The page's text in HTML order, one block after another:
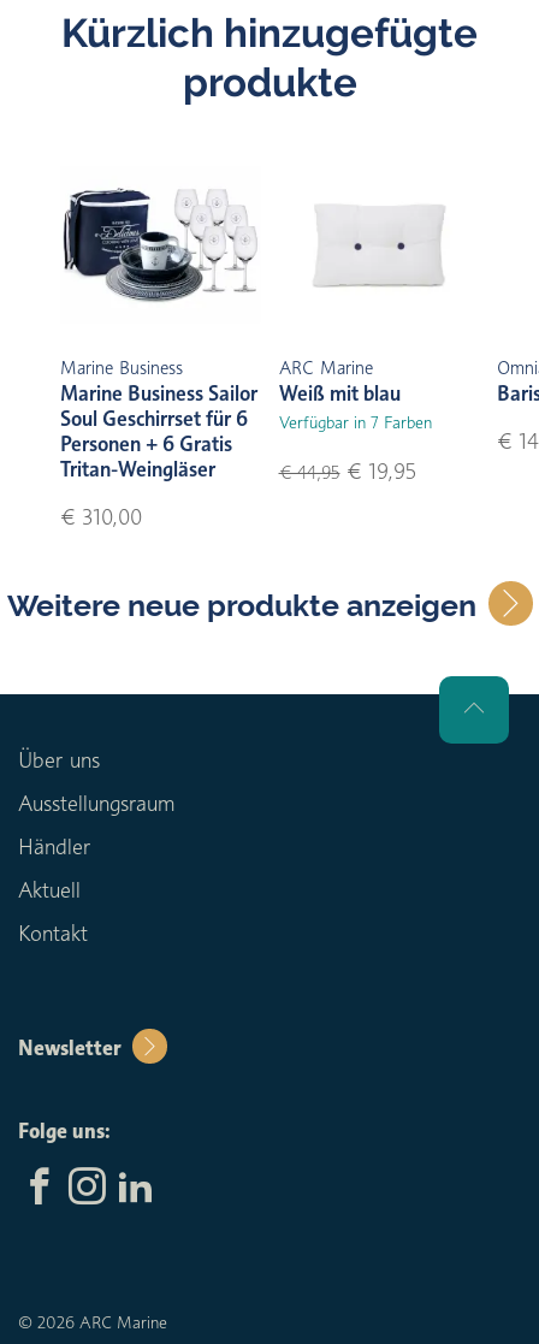
Kürzlich hinzugefügte
produkte
Marine Business
Marine Business Sailor
Soul Geschirrset für 6
Personen + 6 Gratis
Tritan-Weingläser
€ 310,00
ARC Marine
Weiß mit blau
Verfügbar in 7 Farben
€ 44,95€ 19,95
€
Weitere neue produkte anzeigen
Über uns
Ausstellungsraum
Händler
Aktuell
Kontakt
Newsletter
Folge uns:
© 2026 ARC Marine